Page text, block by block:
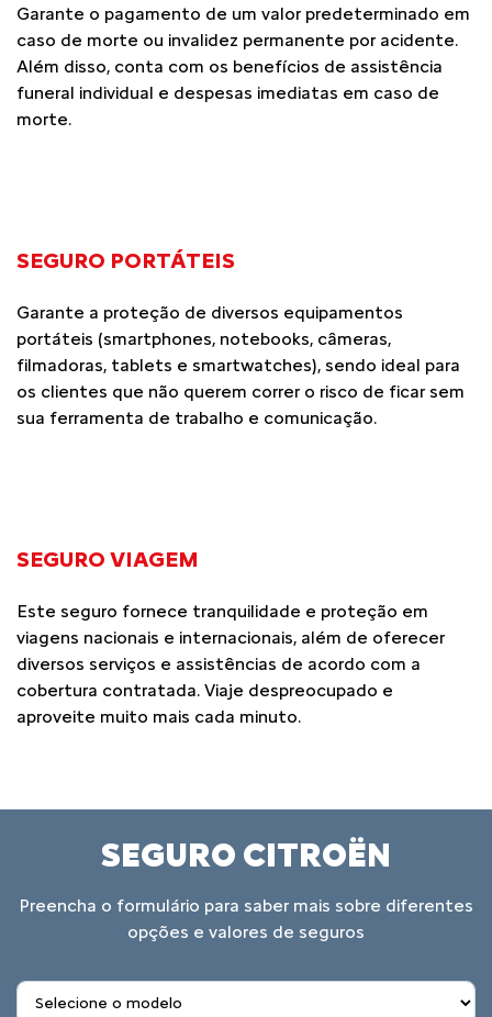
Garante o pagamento de um valor predeterminado em
caso de morte ou invalidez permanente por acidente.
Além disso, conta com os benefícios de assistência
funeral individual e despesas imediatas em caso de
morte.
SEGURO PORTÁTEIS
Garante a proteção de diversos equipamentos
portáteis (smartphones, notebooks, câmeras,
filmadoras, tablets e smartwatches), sendo ideal para
os clientes que não querem correr o risco de ficar sem
sua ferramenta de trabalho e comunicação.
SEGURO VIAGEM
Este seguro fornece tranquilidade e proteção em
viagens nacionais e internacionais, além de oferecer
diversos serviços e assistências de acordo com a
cobertura contratada. Viaje despreocupado e
aproveite muito mais cada minuto.
SEGURO CITROËN
Preencha o formulário para saber mais sobre diferentes
opções e valores de seguros